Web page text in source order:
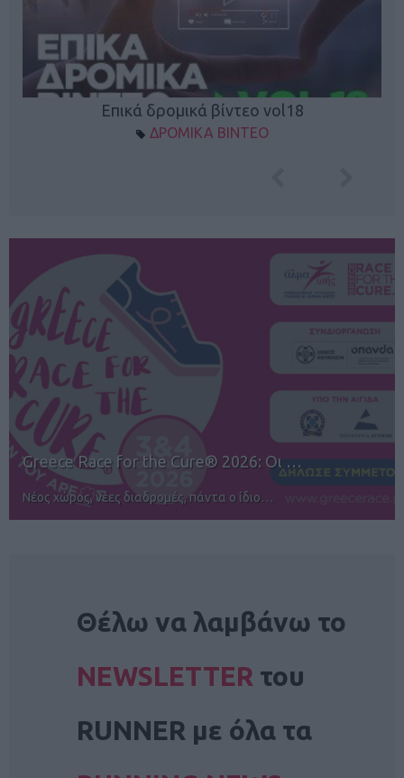
Επικά δρομικά βίντεο vol18
ΔΡΟΜΙΚΑ ΒΙΝΤΕΟ
12ος TUI Rhodes Marathon: Άνοιγμα ε…
Αγώνες για όλους στην Ρόδο
Θέλω να λαμβάνω το
NEWSLETTER του
RUNNER με όλα τα